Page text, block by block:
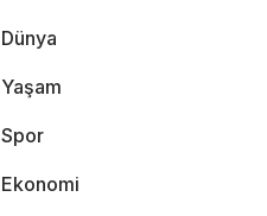
Dünya
Yaşam
Spor
Ekonomi